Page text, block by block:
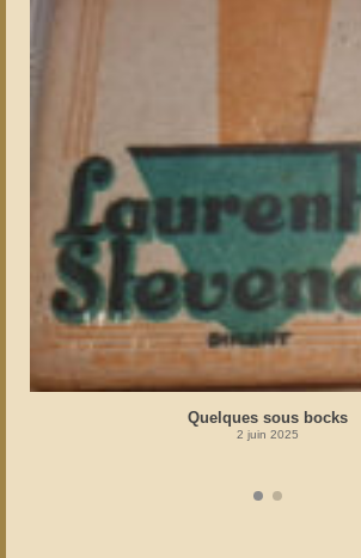
Quelques sous bocks
2 juin 2025